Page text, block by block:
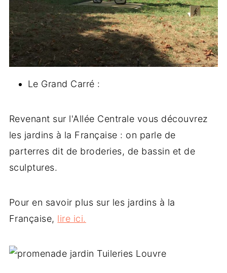
Le Grand Carré :
Revenant sur l'Allée Centrale vous découvrez
les jardins à la Française : on parle de
parterres dit de broderies, de bassin et de
sculptures.
Pour en savoir plus sur les jardins à la
Française, lire ici.